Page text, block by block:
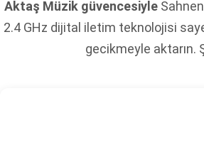
Aktaş Müzik güvencesiyle
2.4 GHz dijital iletim teknolojisi
gecikmeyle aktarın.